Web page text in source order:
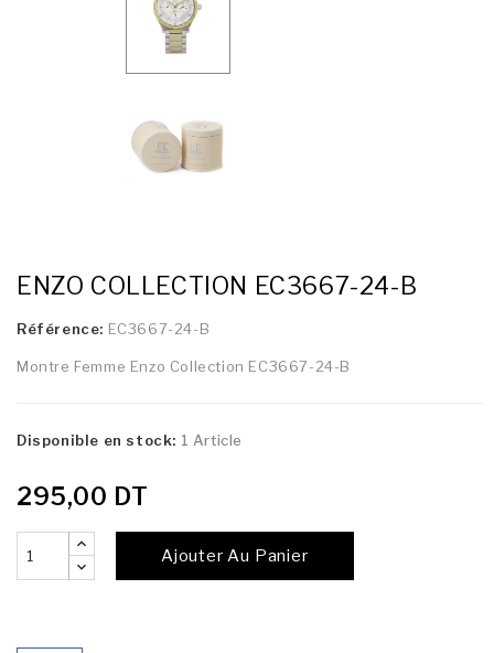
ENZO COLLECTION EC3667-24-B
Référence: EC3667-24-B
Montre Femme Enzo Collection EC3667-24-B
Disponible en stock: 1 Article
295,00 DT
Ajouter Au Panier